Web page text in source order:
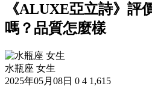
《ALUXE亞立詩》評
嗎？品質怎麼樣
水瓶座 女生
2025年05月08日 0 4 1,615